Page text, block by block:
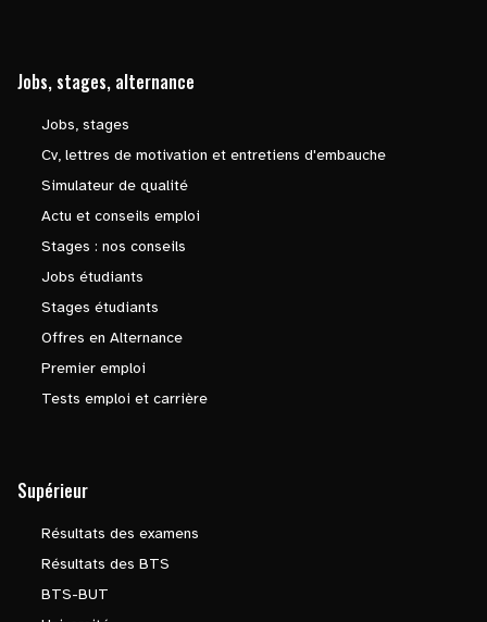
Jobs, stages, alternance
Jobs, stages
Cv, lettres de motivation et entretiens d'embauche
Simulateur de qualité
Actu et conseils emploi
Stages : nos conseils
Jobs étudiants
Stages étudiants
Offres en Alternance
Premier emploi
Tests emploi et carrière
Supérieur
Résultats des examens
Résultats des BTS
BTS-BUT